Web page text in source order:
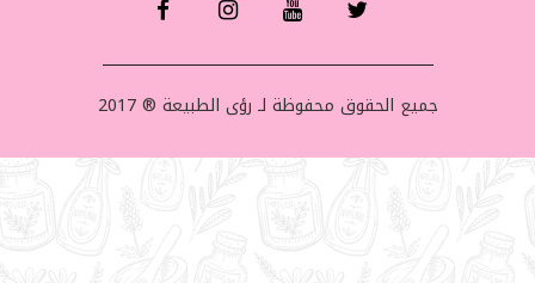
جميع الحقوق محفوظة لـ رؤى الطبيعة ® 2017